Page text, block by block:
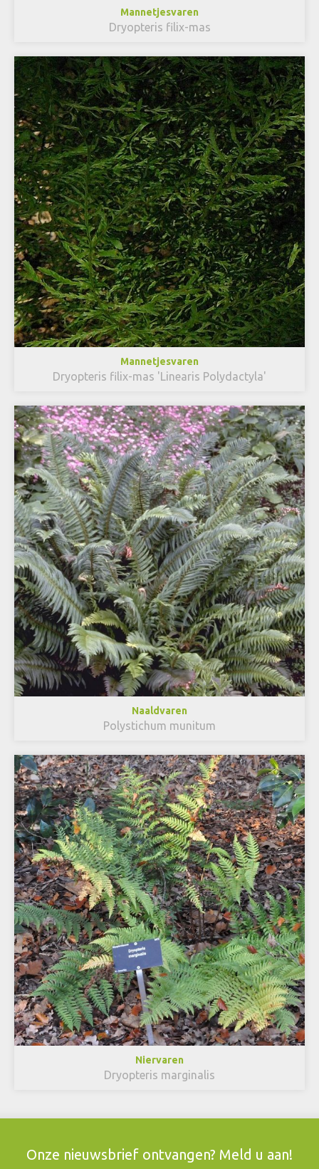
Mannetjesvaren
Dryopteris filix-mas
Mannetjesvaren
Dryopteris filix-mas 'Linearis Polydactyla'
Naaldvaren
Polystichum munitum
Niervaren
Dryopteris marginalis
Onze nieuwsbrief ontvangen? Meld u aan!